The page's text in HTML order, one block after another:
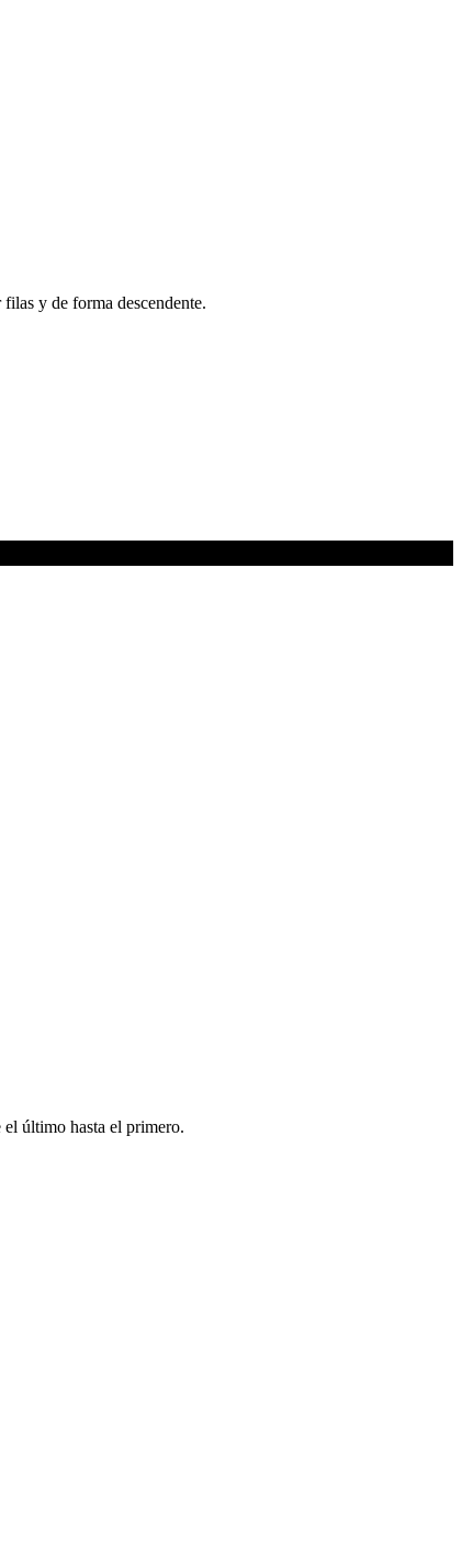
y de forma descendente.
el último hasta el primero.